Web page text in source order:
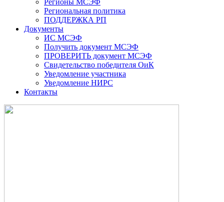
Регионы МСЭФ
Региональная политика
ПОДДЕРЖКА РП
Документы
ИС МСЭФ
Получить документ МСЭФ
ПРОВЕРИТЬ документ МСЭФ
Свидетельство победителя ОиК
Уведомление участника
Уведомление НИРС
Контакты